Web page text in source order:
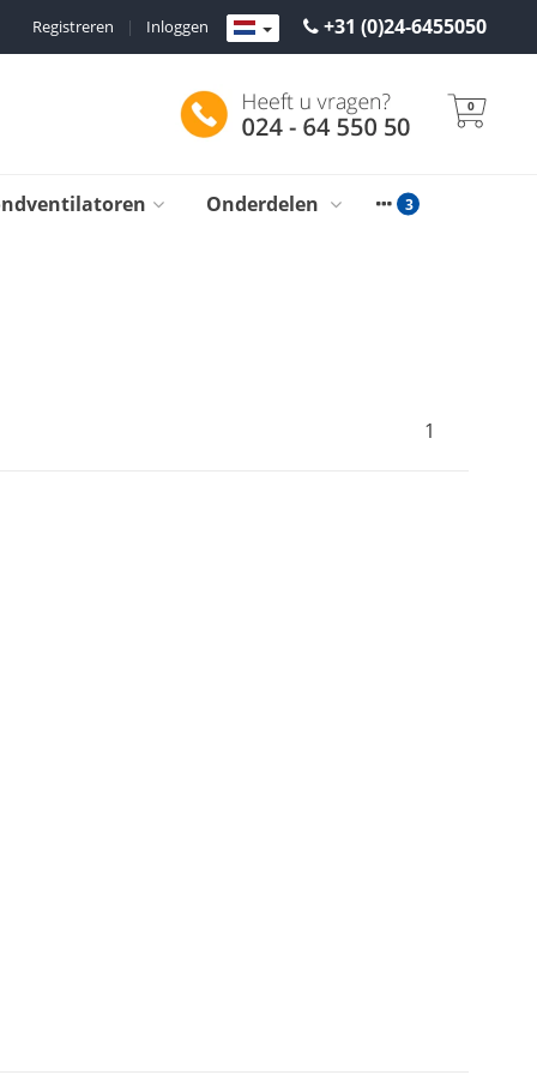
+31 (0)24-6455050
Inloggen
|
Registreren
0
Onderdelen
1